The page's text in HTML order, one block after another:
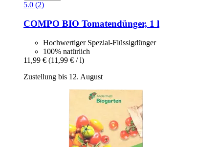
5.0 (2)
COMPO BIO Tomatendünger, 1 l
Hochwertiger Spezial-Flüssigdünger
100% natürlich
11,99 € (11,99 € / l)
Zustellung bis 12. August